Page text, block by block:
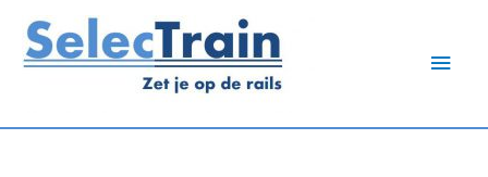
naar